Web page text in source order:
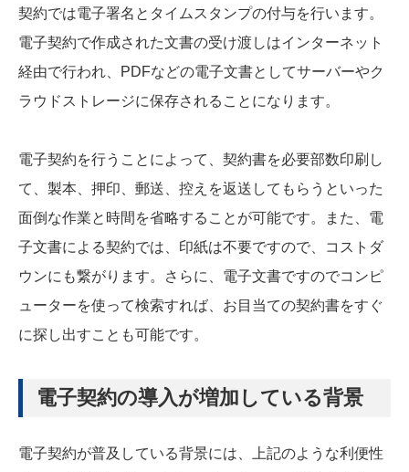
契約では電子署名とタイムスタンプの付与を行います。
電子契約で作成された文書の受け渡しはインターネット
経由で行われ、PDFなどの電子文書としてサーバーやク
ラウドストレージに保存されることになります。
電子契約を行うことによって、契約書を必要部数印刷し
て、製本、押印、郵送、控えを返送してもらうといった
面倒な作業と時間を省略することが可能です。また、電
子文書による契約では、印紙は不要ですので、コストダ
ウンにも繋がります。さらに、電子文書ですのでコンピ
ューターを使って検索すれば、お目当ての契約書をすぐ
に探し出すことも可能です。
電子契約の導入が増加している背景
電子契約が普及している背景には、上記のような利便性